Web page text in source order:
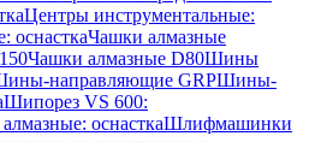
Центры инструментальные:
оснасткаЧашки алмазные
Чашки алмазные D80Шины
направляющие GRPШины-
Шипорез VS 600:
оснасткаШлифмашинки